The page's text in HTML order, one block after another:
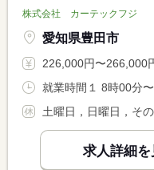
株式会社 カーテックフジ
愛知県豊田市
226,000円〜266,000円 ※フルタイム求人の場
就業時間１ 8時00分
土曜日，日曜日，そ
求人詳細を